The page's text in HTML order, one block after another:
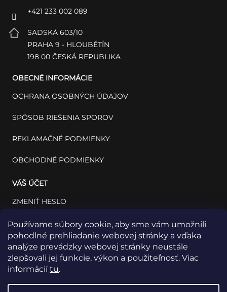
Používame súbory cookie, aby sme vám umožnili
pohodlné prehliadanie webovej stránky a vďaka
analýze prevádzky webovej stránky neustále
zlepšovali jej funkcie, výkon a použiteľnosť. Viac
informáciítu.
+421 233 002 089
SADSKÁ 603/10
PRAHA 9 - HLOUBĚTÍN
198 00 ČESKÁ REPUBLIKA
OBECNÉ INFORMÁCIE
OCHRANA OSOBNÝCH ÚDAJOV
SPÔSOB RIEŠENIA SPOROV
REKLAMAČNÉ PODMIENKY
OBCHODNÉ PODMIENKY
VÁŠ ÚČET
ZMENIŤ HESLO
VÁŠ PROFIL
VAŠE OBJEDNÁVKY